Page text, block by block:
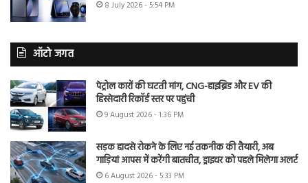
8 July 2026 - 5:54 PM
ऑटो जगत
पेट्रोल कारों की घटती मांग, CNG-हाइब्रिड और EV की
हिस्सेदारी रिकॉर्ड स्तर पर पहुंची
9 August 2026 - 1:36 PM
सड़क हादसे रोकने के लिए नई तकनीक की तैयारी, अब
गाड़ियां आपस में करेंगी बातचीत, ड्राइवर को पहले मिलेगा अलर्ट
6 August 2026 - 5:33 PM